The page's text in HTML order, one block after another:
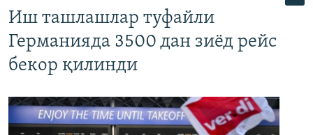
Иш ташлашлар туфайли
Германияда 3500 дан зиёд рейс
бекор қилинди